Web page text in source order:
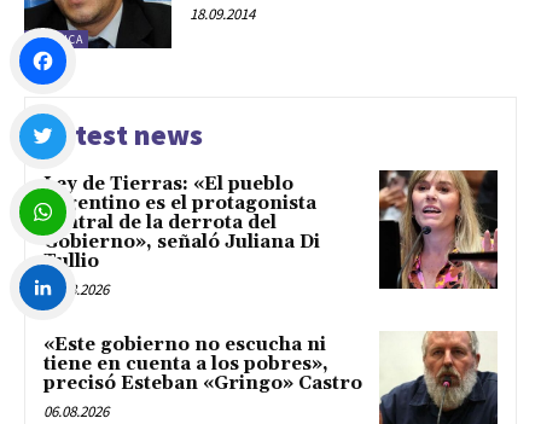
POLÍTICA
18.09.2014
Latest news
Ley de Tierras: «El pueblo
argentino es el protagonista
central de la derrota del
Gobierno», señaló Juliana Di
Tullio
06.08.2026
«Este gobierno no escucha ni
tiene en cuenta a los pobres»,
precisó Esteban «Gringo» Castro
06.08.2026
Facebook
Twitter
WhatsApp
LinkedIn